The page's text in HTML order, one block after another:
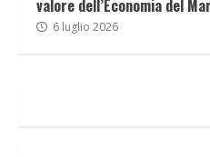
valore dell’Economia del
6 luglio 2026